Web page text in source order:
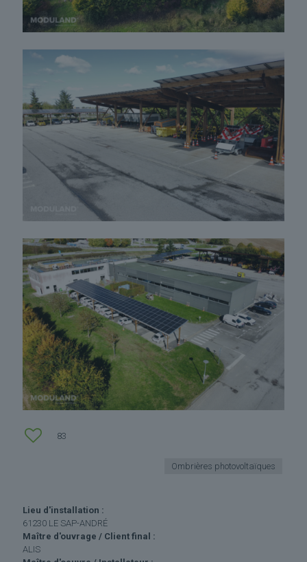
83
Ombrières photovoltaïques
Lieu d'installation :
61230 LE SAP-ANDRÉ
Maître d'ouvrage / Client final :
ALIS